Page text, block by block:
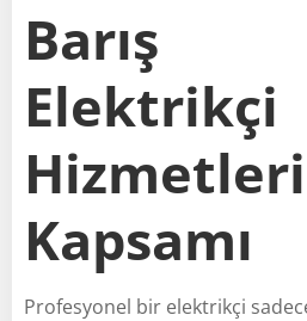
Barış
Elektrikçi
Kapsamı
Profesyonel bir elektrikçi